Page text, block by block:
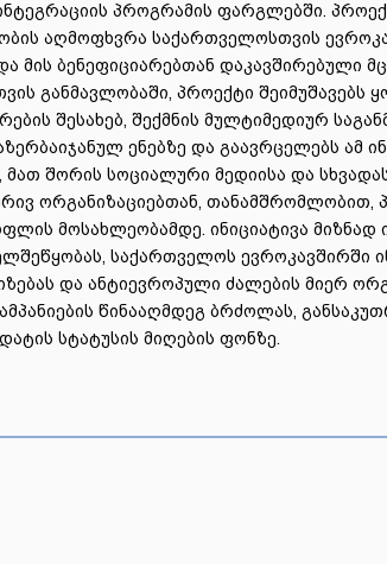
პროგრამის ფარგლებში.
აღმოფხვრა საქართველოსთვის
მის ბენეფიციარებთან დაკავშირებული
განმავლობაში, პროექტი შეიმუშავებს
შესახებ, შექმნის მულტიმედიურ
ენებზე და გაავრცელებს ამ
მათ შორის სოციალური მედიისა და
ორგანიზაციებთან, თანამშრომლობით,
მოსახლეობამდე. ინიციატივა მიზნად
საქართველოს ევროკავშირში
და ანტიევროპული ძალების მიერ
წინააღმდეგ ბრძოლას,
სტატუსის მიღების ფონზე.